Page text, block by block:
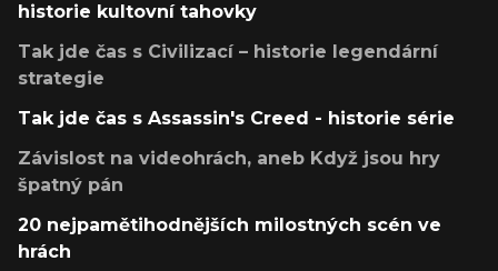
historie kultovní tahovky
Tak jde čas s Civilizací – historie legendární
strategie
Tak jde čas s Assassin's Creed - historie série
Závislost na videohrách, aneb Když jsou hry
špatný pán
20 nejpamětihodnějších milostných scén ve
hrách